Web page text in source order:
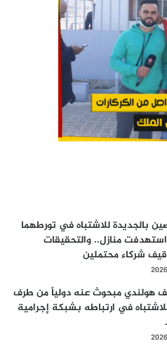
بالجديدة للاشتباه في تورطهما
منازل.. والتحقيقات
شركاء محتملين
هولندي مبحوث عنه دولياً من طرف
للاشتباه في ارتباطه بشبكة إجرامية